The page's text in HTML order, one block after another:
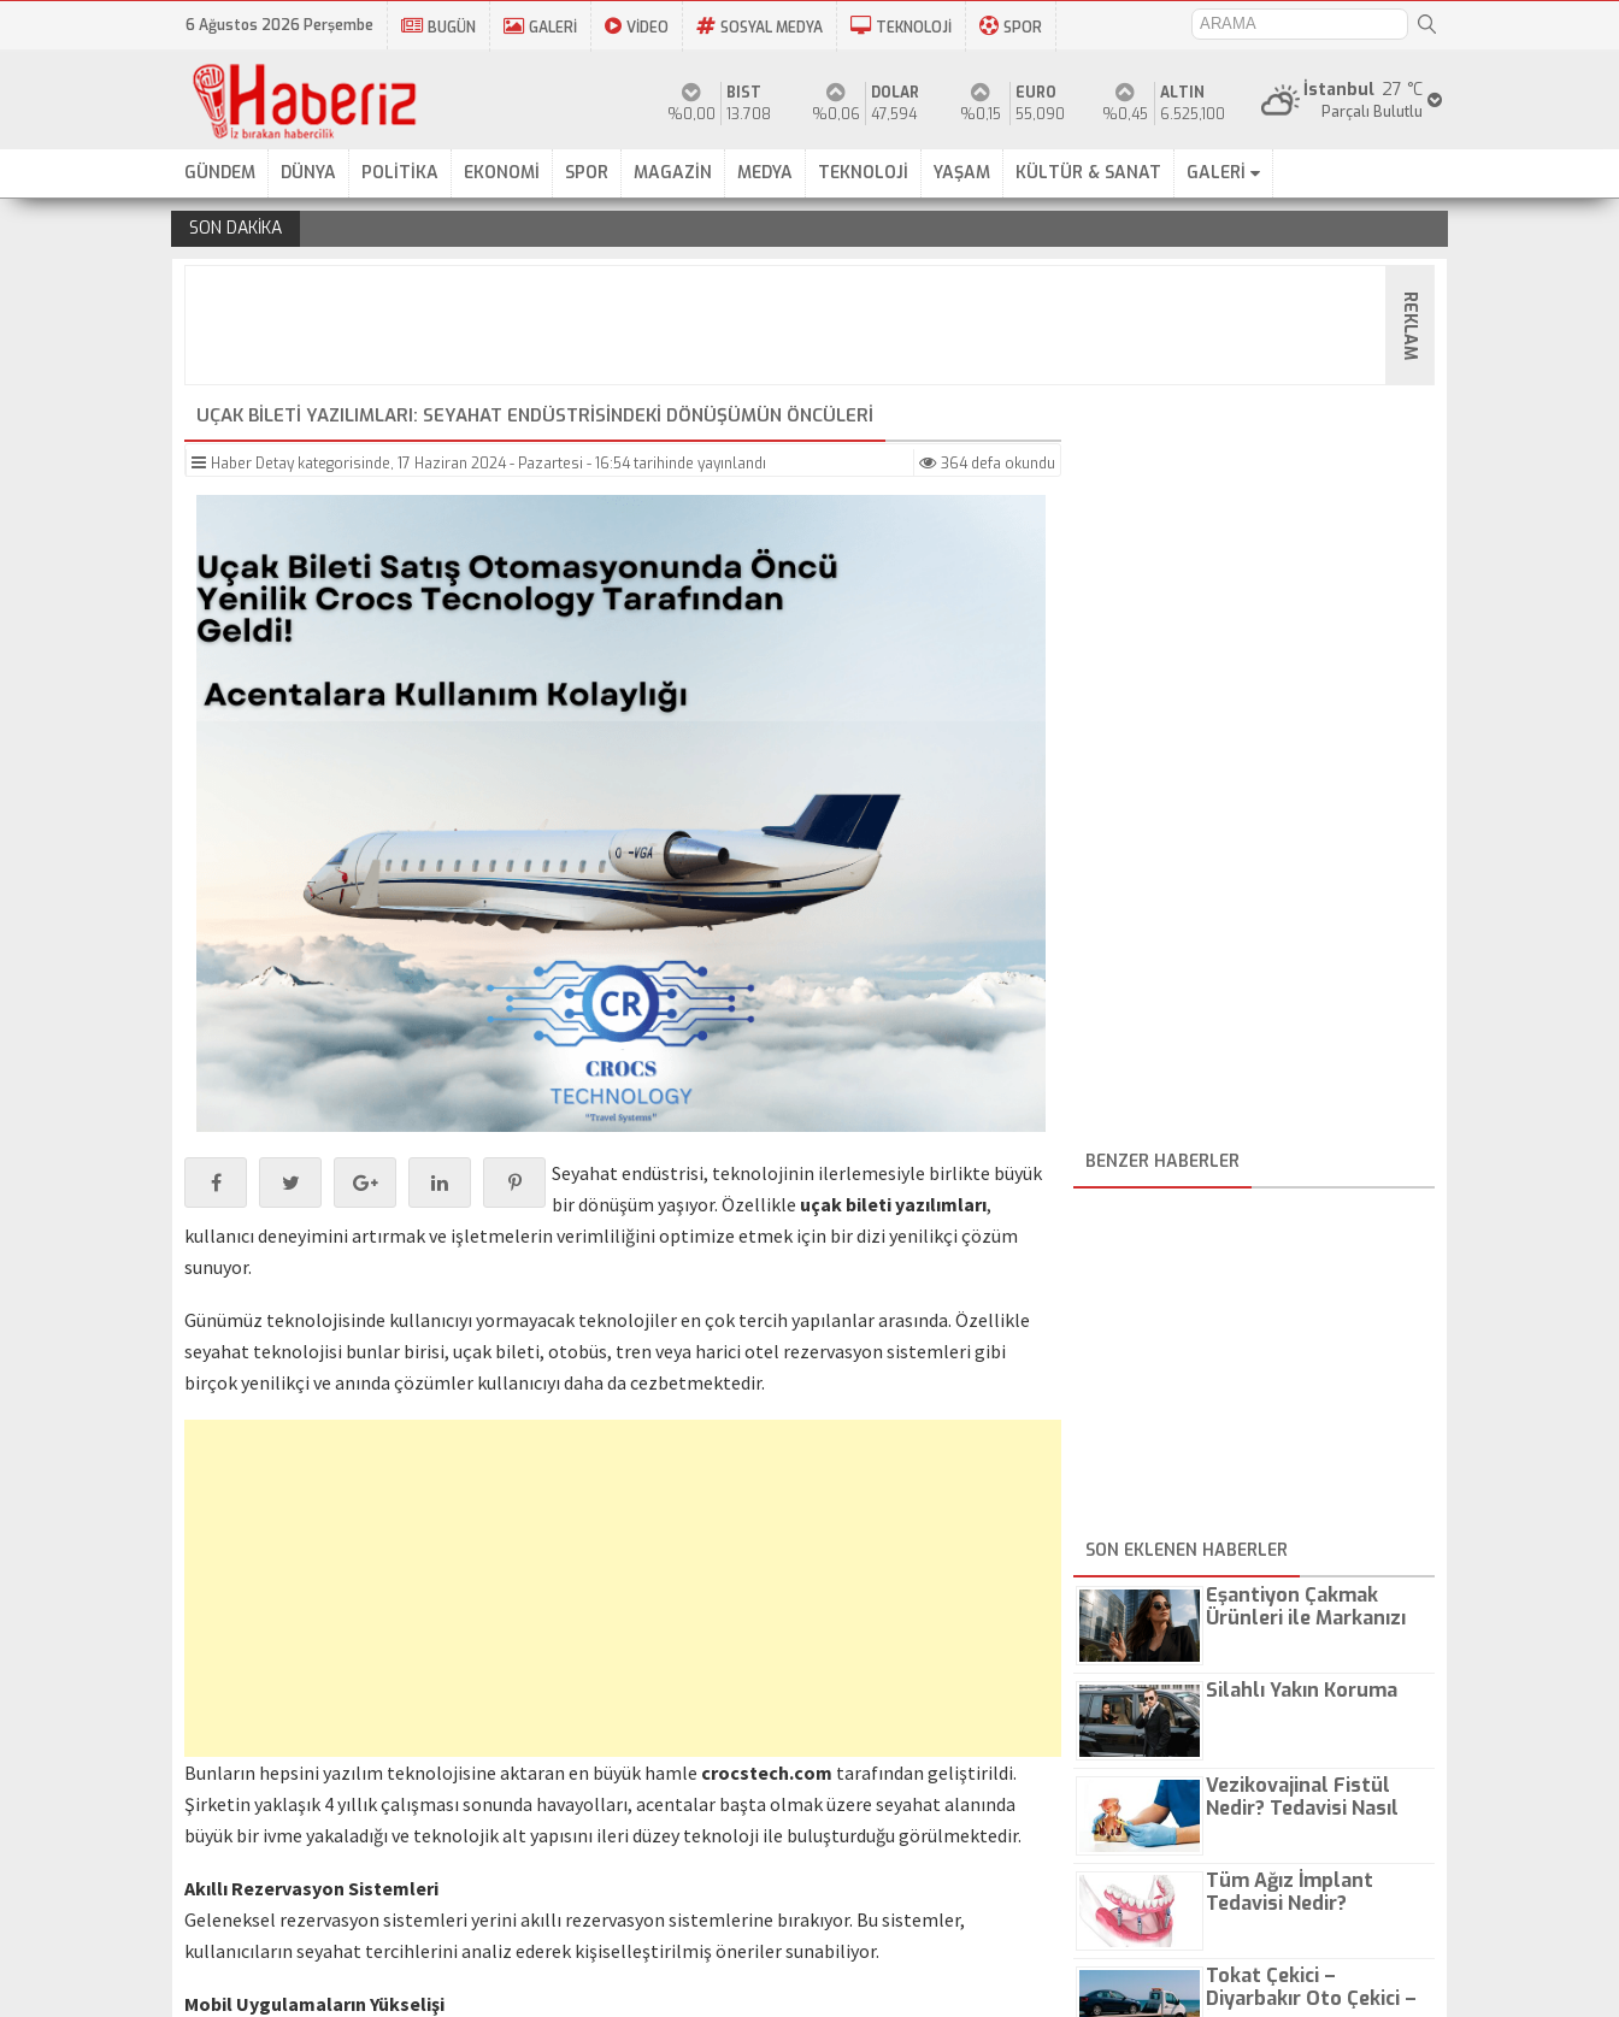
6 Ağustos 2026 Perşembe BUGÜN GALERİ VİDEO SOSYAL MEDYA TEKNOLOJİ SPOR
27 °C
İstanbul
Parçalı Bulutlu
%0,00
BIST
13.708
%0,06
DOLAR
47,594
%0,15
EURO
55,090
%0,45
ALTIN
6.525,100
GÜNDEM DÜNYA POLİTİKA EKONOMİ SPOR MAGAZİN MEDYA TEKNOLOJİ YAŞAM KÜLTÜR & SANAT GALERİ
SON DAKİKA
REKLAM
UÇAK BILETI YAZILIMLARI: SEYAHAT ENDÜSTRISINDEKI DÖNÜŞÜMÜN ÖNCÜLERI
364 defa okundu
Haber Detay kategorisinde, 17 Haziran 2024 - Pazartesi - 16:54tarihinde yayınlandı
Seyahat endüstrisi, teknolojinin ilerlemesiyle birlikte büyük
bir dönüşüm yaşıyor. Özellikle uçak bileti yazılımları,
kullanıcı deneyimini artırmak ve işletmelerin verimliliğini optimize etmek için bir dizi yenilikçi çözüm
sunuyor.
Günümüz teknolojisinde kullanıcıyı yormayacak teknolojiler en çok tercih yapılanlar arasında. Özellikle
seyahat teknolojisi bunlar birisi, uçak bileti, otobüs, tren veya harici otel rezervasyon sistemleri gibi
birçok yenilikçi ve anında çözümler kullanıcıyı daha da cezbetmektedir.
Bunların hepsini yazılım teknolojisine aktaran en büyük hamle crocstech.com tarafından geliştirildi.
Şirketin yaklaşık 4 yıllık çalışması sonunda havayolları, acentalar başta olmak üzere seyahat alanında
büyük bir ivme yakaladığı ve teknolojik alt yapısını ileri düzey teknoloji ile buluşturduğu görülmektedir.
Akıllı Rezervasyon Sistemleri
Geleneksel rezervasyon sistemleri yerini akıllı rezervasyon sistemlerine bırakıyor. Bu sistemler,
kullanıcıların seyahat tercihlerini analiz ederek kişiselleştirilmiş öneriler sunabiliyor.
Mobil Uygulamaların Yükselişi
BENZER HABERLER
SON EKLENEN HABERLER
Eşantiyon Çakmak
Ürünleri ile Markanızı
Silahlı Yakın Koruma
Vezikovajinal Fistül
Nedir? Tedavisi Nasıl
Tüm Ağız İmplant
Tedavisi Nedir?
Tokat Çekici –
Diyarbakır Oto Çekici –